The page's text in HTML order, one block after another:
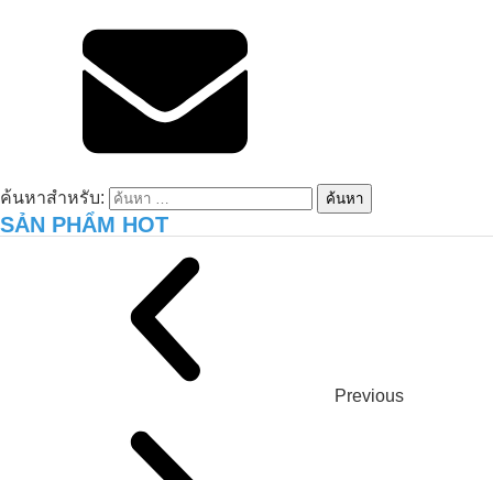
ค้นหาสำหรับ:
SẢN PHẨM HOT
Previous
การบำบัดสิ่งแวดล้อมของฟาร์มหมูไทยโฮ
อา-ฟูเอี้ยน
เพิ่มผลผลิตและคุณภาพของดินสวน
อินทรีย์ด้วย NEMA2